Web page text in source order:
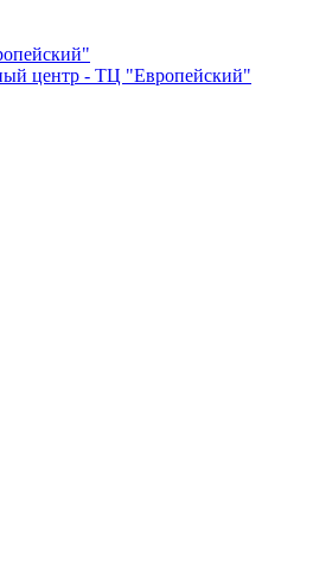
центр - ТЦ "Европейский"